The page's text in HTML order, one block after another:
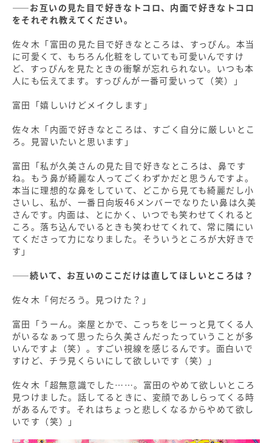
――お互いの見た目で好きなトコロ、内面で好きなトコロ
をそれぞれ教えてください。
佐々木「富田の見た目で好きなところは、すっぴん。本当
に可愛くて、もちろん化粧をしていても可愛いんですけ
ど、すっぴんを見たときの衝撃が忘れられない。いつも本
人にも伝えてます。すっぴんが一番可愛いって（笑）」
富田「嬉しいけどメイクします」
佐々木「内面で好きなところは、すごく自分に厳しいとこ
ろ。見習いたいと思います」
富田「私が久美さんの見た目で好きなところは、鼻です
ね。もう鼻が綺麗な人ってごくわずかだと思うんですよ。
本当に理想的な鼻をしていて、どこから見ても綺麗だし小
さいし、私が、一番日向坂46メンバーでなりたい鼻は久美
さんです。内面は、とにかく、いつでも笑わせてくれると
ころ。落ち込んでいるときも笑わせてくれて、常に隣にい
てくださって力になりました。そういうところが大好きで
す」
――続いて、お互いのここだけは直してほしいところは？
佐々木「何だろう。見つけた？」
富田「うーん。楽屋とかで、こっちをじーっと見てくる人
がいるなぁって思ったら久美さんだったっていうことが多
いんですよ（笑）。すごい視線を感じるんです。面白いで
すけど、チラ見くらいにして欲しいです（笑）」
佐々木「超無意識でした……。富田のやめて欲しいところ
見つけました。話してるときに、変顔であしらってくる時
があるんです。それはちょっと悲しくなるからやめて欲し
いです（笑）」